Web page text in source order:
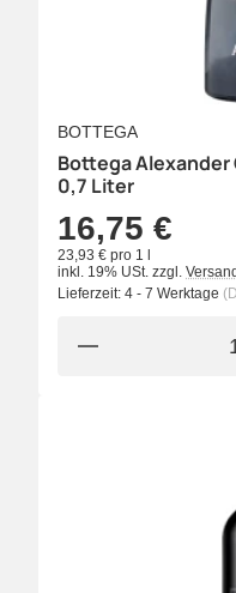
BOTTEGA
Bottega Alexander
0,7 Liter
16,75 €
23,93 € pro 1 l
inkl. 19% USt. zzgl. Versand
Lieferzeit: 4 - 7 Werktage